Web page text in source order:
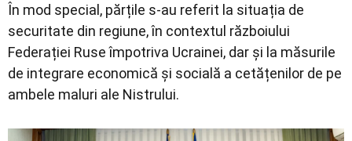
În mod special, părțile s-au referit la situația de
securitate din regiune, în contextul războiului
Federației Ruse împotriva Ucrainei, dar și la măsurile
de integrare economică și socială a cetățenilor de pe
ambele maluri ale Nistrului.